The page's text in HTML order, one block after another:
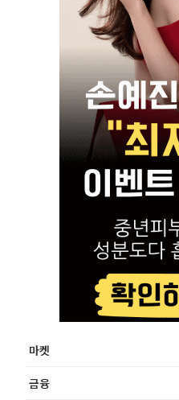
마켓
금융